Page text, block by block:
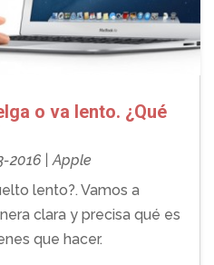
o va lento. ¿Qué
2016 |Apple
lento?. Vamos a
clara y precisa qué es
que hacer.